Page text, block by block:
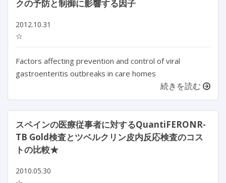
クの予防と制御に影響する因子
2012.10.31
☆
Factors affecting prevention and control of viral
gastroenteritis outbreaks in care homes
続きを読む
スペインの医療従事者に対するQuantiFERONR-
TB Gold検査とツベルクリン皮内反応検査のコス
トの比較★
2010.05.30